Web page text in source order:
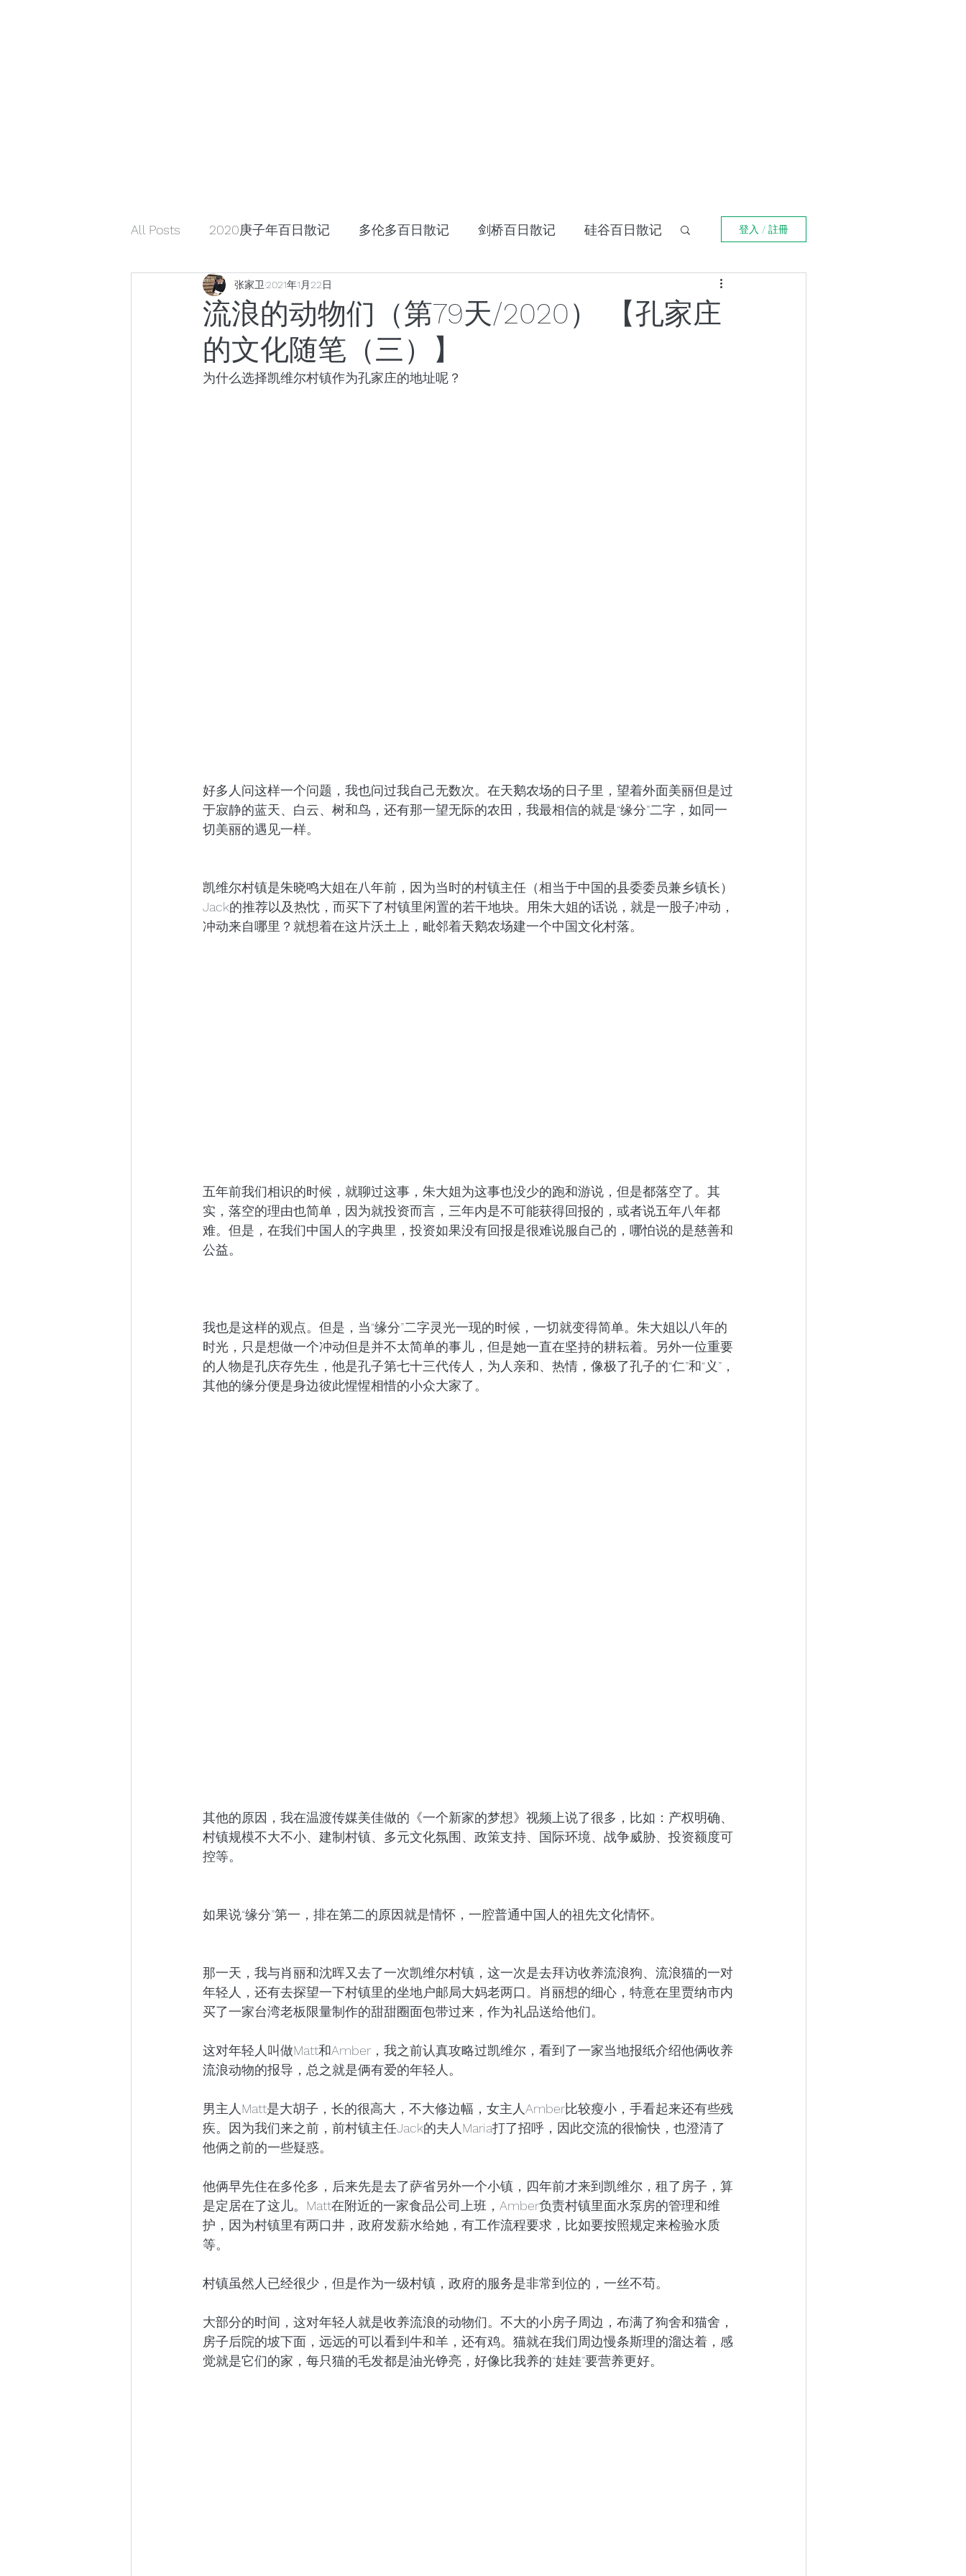
All Posts 2020庚子年百日散记 多伦多百日散记 剑桥百日散记 硅谷百日散记
解读星云大师《幸福箴言》
小众社群 跨年演讲 世界将向何处去 成都百日散记
登入 / 註冊
流浪的动物们（第79天/2020） 【孔家庄
的文化随笔（三）】
张家卫 2021年1月22日
为什么选择凯维尔村镇作为孔家庄的地址呢？
好多人问这样一个问题，我也问过我自己无数次。在天鹅农场的日子里，望着外面美丽但是过
于寂静的蓝天、白云、树和鸟，还有那一望无际的农田，我最相信的就是“缘分”二字，如同一
切美丽的遇见一样。
凯维尔村镇是朱晓鸣大姐在八年前，因为当时的村镇主任（相当于中国的县委委员兼乡镇长）
Jack的推荐以及热忱，而买下了村镇里闲置的若干地块。用朱大姐的话说，就是一股子冲动，
冲动来自哪里？就想着在这片沃土上，毗邻着天鹅农场建一个中国文化村落。
五年前我们相识的时候，就聊过这事，朱大姐为这事也没少的跑和游说，但是都落空了。其
实，落空的理由也简单，因为就投资而言，三年内是不可能获得回报的，或者说五年八年都
难。但是，在我们中国人的字典里，投资如果没有回报是很难说服自己的，哪怕说的是慈善和
公益。
我也是这样的观点。但是，当“缘分”二字灵光一现的时候，一切就变得简单。朱大姐以八年的
时光，只是想做一个冲动但是并不太简单的事儿，但是她一直在坚持的耕耘着。另外一位重要
的人物是孔庆存先生，他是孔子第七十三代传人，为人亲和、热情，像极了孔子的“仁”和“义”，
其他的缘分便是身边彼此惺惺相惜的小众大家了。
其他的原因，我在温渡传媒美佳做的《一个新家的梦想》视频上说了很多，比如：产权明确、
村镇规模不大不小、建制村镇、多元文化氛围、政策支持、国际环境、战争威胁、投资额度可
控等。
如果说“缘分”第一，排在第二的原因就是情怀，一腔普通中国人的祖先文化情怀。
那一天，我与肖丽和沈晖又去了一次凯维尔村镇，这一次是去拜访收养流浪狗、流浪猫的一对
年轻人，还有去探望一下村镇里的坐地户邮局大妈老两口。肖丽想的细心，特意在里贾纳市内
买了一家台湾老板限量制作的甜甜圈面包带过来，作为礼品送给他们。
这对年轻人叫做Matt和Amber，我之前认真攻略过凯维尔，看到了一家当地报纸介绍他俩收养
流浪动物的报导，总之就是俩有爱的年轻人。
男主人Matt是大胡子，长的很高大，不大修边幅，女主人Amber比较瘦小，手看起来还有些残
疾。因为我们来之前，前村镇主任Jack的夫人Maria打了招呼，因此交流的很愉快，也澄清了
他俩之前的一些疑惑。
他俩早先住在多伦多，后来先是去了萨省另外一个小镇，四年前才来到凯维尔，租了房子，算
是定居在了这儿。Matt在附近的一家食品公司上班，Amber负责村镇里面水泵房的管理和维
护，因为村镇里有两口井，政府发薪水给她，有工作流程要求，比如要按照规定来检验水质
等。
村镇虽然人已经很少，但是作为一级村镇，政府的服务是非常到位的，一丝不苟。
大部分的时间，这对年轻人就是收养流浪的动物们。不大的小房子周边，布满了狗舍和猫舍，
房子后院的坡下面，远远的可以看到牛和羊，还有鸡。猫就在我们周边慢条斯理的溜达着，感
觉就是它们的家，每只猫的毛发都是油光铮亮，好像比我养的“娃娃”要营养更好。